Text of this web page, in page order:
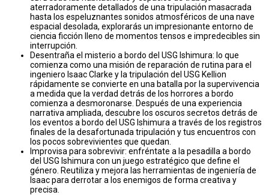
aterradoramente detallados de una tripulación masacrada
hasta los espeluznantes sonidos atmosféricos de una nave
espacial desolada, explorarás un impresionante entorno de
ciencia ficción lleno de momentos tensos e impredecibles sin
interrupción.
Desentraña el misterio a bordo del USG Ishimura: lo que
comienza como una misión de reparación de rutina para el
ingeniero Isaac Clarke y la tripulación del USG Kellion
rápidamente se convierte en una batalla por la supervivencia
a medida que la verdad detrás de los horrores a bordo
comienza a desmoronarse. Después de una experiencia
narrativa ampliada, descubre los oscuros secretos detrás de
los eventos a bordo del USG Ishimura a través de los registros
finales de la desafortunada tripulación y tus encuentros con
los pocos sobrevivientes que quedan.
Improvisa para sobrevivir: enfréntate a la pesadilla a bordo
del USG Ishimura con un juego estratégico que define el
género. Reutiliza y mejora las herramientas de ingeniería de
Isaac para derrotar a los enemigos de forma creativa y
precisa.